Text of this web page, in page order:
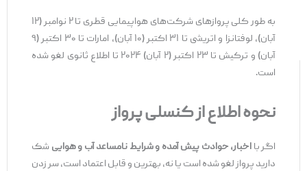
به طور کلی پروازهای شرکت‌های هواپیمایی قطری تا ۲ نوامبر (۱۲
آبان)، لوفتانزا و اتریشی تا ۳۱ اکتبر (۱۰ آبان)، امارات تا ۳۰ اکتبر (۹
آبان) و ترکیش تا ۲۳ اکتبر (۲ آبان) ۲۰۲۴ تا اطلاع ثانوی لغو شده
است.
نحوه اطلاع از کنسلی پرواز
اگر بااخبار، حوادث پیش آمده و شرایط نامساعد آب و هواییشک
دارید پرواز لغو شده است یا نه، بهترین و قابل اعتماد است، سر زدن